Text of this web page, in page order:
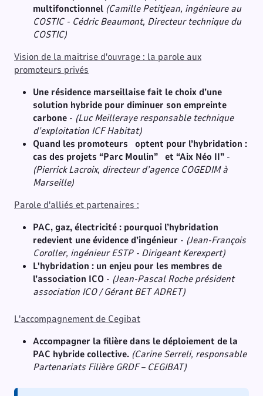
multifonctionnel (Camille Petitjean, ingénieure au
COSTIC - Cédric Beaumont, Directeur technique du
COSTIC)
Vision de la maitrise d'ouvrage : la parole aux
promoteurs privés
Une résidence marseillaise fait le choix d’une
solution hybride pour diminuer son empreinte
carbone - (Luc Meilleraye responsable technique
d’exploitation ICF Habitat)
Quand les promoteurs optent pour l’hybridation :
cas des projets “Parc Moulin” et “Aix Néo II” -
(Pierrick Lacroix, directeur d’agence COGEDIM à
Marseille)
Parole d'alliés et partenaires :
PAC, gaz, électricité : pourquoi l’hybridation
redevient une évidence d’ingénieur - (Jean-François
Coroller, ingénieur ESTP - Dirigeant Kerexpert)
L'hybridation : un enjeu pour les membres de
l’association ICO - (Jean-Pascal Roche président
association ICO / Gérant BET ADRET)
L'accompagnement de Cegibat
Accompagner la filière dans le déploiement de la
PAC hybride collective. (Carine Serreli, responsable
Partenariats Filière GRDF – CEGIBAT)